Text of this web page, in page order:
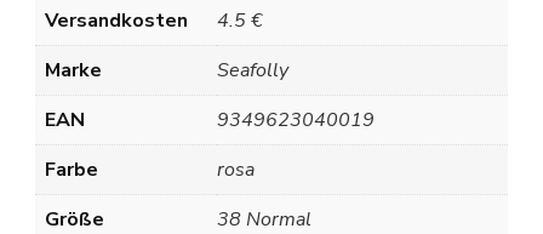
Versandkosten
4.5 €
Marke
Seafolly
EAN
9349623040019
Farbe
rosa
Größe
38 Normal